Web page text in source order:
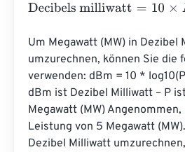
Decibels milliwatt=10 ×M ath .log
Um Megawatt (MW) in Dezibel
umzurechnen, können Sie die
verwenden: dBm = 10 *
dBm ist Dezibel Milliwatt – P
Megawatt (MW)
Leistung von 5 Megawatt
Dezibel Milliwatt